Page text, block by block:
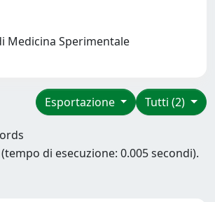
Medicina Sperimentale
Tutti (2)
Esportazione
di esecuzione: 0.005 secondi).